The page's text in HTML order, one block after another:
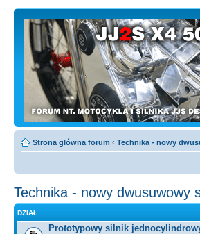
Strona główna forum ‹ Technika - nowy
Technika - nowy dwusuwowy
DZIAŁ
Prototypowy silnik